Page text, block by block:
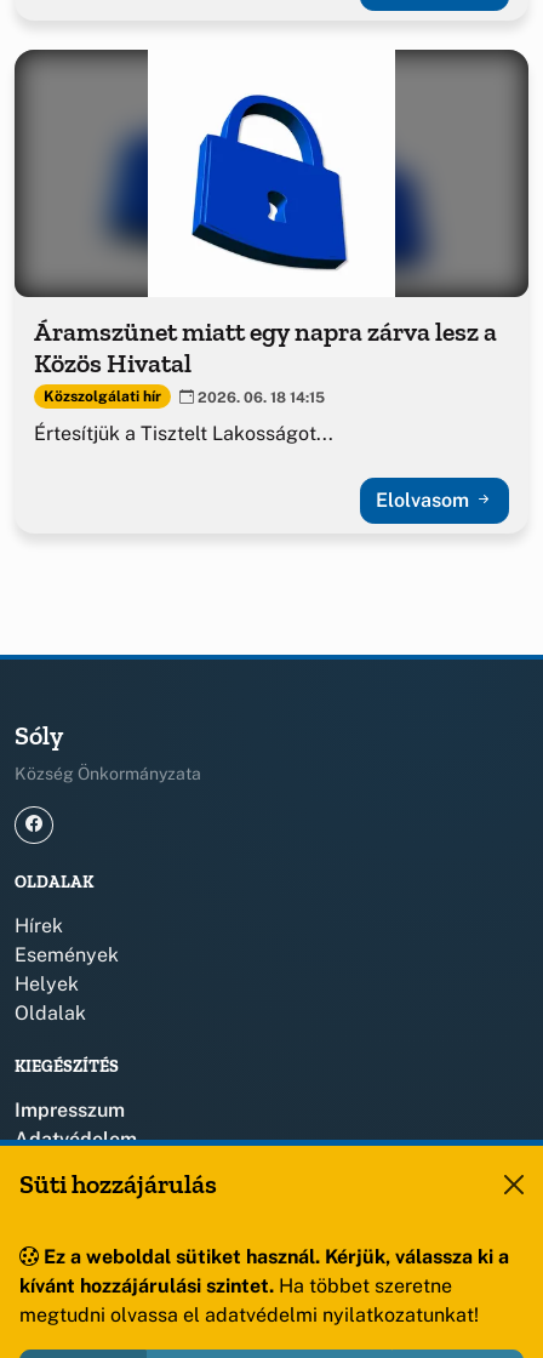
Áramszünet miatt egy napra zárva lesz a
Közös Hivatal
Közszolgálati hír 2026. 06. 18 14:15
Értesítjük a Tisztelt Lakosságot...
Elolvasom
Sóly
Község Önkormányzata
OLDALAK
Hírek
Események
Helyek
Oldalak
KIEGÉSZÍTÉS
Impresszum
Adatvédelem
+36 88 459 150
8193 Sóly, Kossuth Lajos u.57.
Süti hozzájárulás
Ez a weboldal sütiket használ. Kérjük, válassza ki a
kívánt hozzájárulási szintet. Ha többet szeretne
megtudni olvassa el adatvédelmi nyilatkozatunkat!